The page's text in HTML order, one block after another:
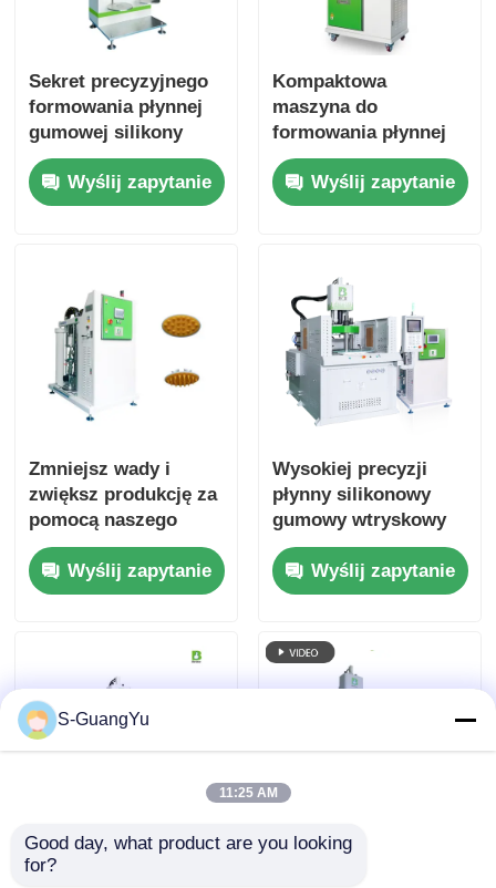
Sekret precyzyjnego
formowania płynnej
gumowej silikony
Wyślij zapytanie
Kompaktowa
maszyna do
formowania płynnej
gumy silikonowej AB
Wyposażenie
pionowe do
silikonowej w solidę
w płyn
Wyślij zapytanie
Zmniejsz wady i
zwiększ produkcję za
pomocą naszego
systemu LSR
Wyślij zapytanie
Wysokiej precyzji
płynny silikonowy
gumowy wtryskowy
do zastosowań
przemysłowych
Wyślij zapytanie
Wysokoprecyzyjna
LSR Vertical Silicone
S-GuangYu
11:25 AM
Good day, what product are you looking
for?